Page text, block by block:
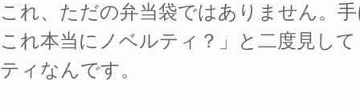
これ、ただの弁当袋ではありません。
これ本当にノベルティ？」と二度見し
ティなんです。